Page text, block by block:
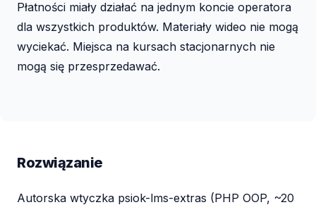
Płatności miały działać na jednym koncie operatora
dla wszystkich produktów. Materiały wideo nie mogą
wyciekać. Miejsca na kursach stacjonarnych nie
mogą się przesprzedawać.
Rozwiązanie
Autorska wtyczka psiok-lms-extras (PHP OOP, ~20